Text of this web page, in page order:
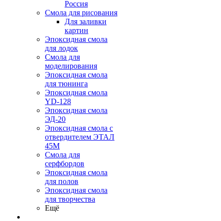
Россия
Смола для рисования
Для заливки
картин
Эпоксидная смола
для лодок
Смола для
моделирования
Эпоксидная смола
для тюнинга
Эпоксидная смола
YD-128
Эпоксидная смола
ЭД-20
Эпоксидная смола с
отвердителем ЭТАЛ
45М
Смола для
серфбордов
Эпоксидная смола
для полов
Эпоксидная смола
для творчества
Ещё